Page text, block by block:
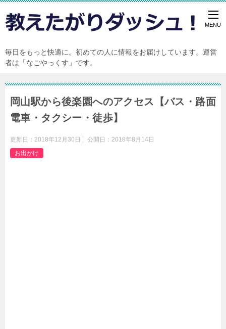
毎日をもっと快適に。初めての人に情報をお届けしています。運営
者は「なごやっくす」です。
岡山駅から後楽園へのアクセス【バス・路面
電車・タクシー・徒歩】
更新日： 2018年12月30日 公開日： 2018年8月14日
お出かけ